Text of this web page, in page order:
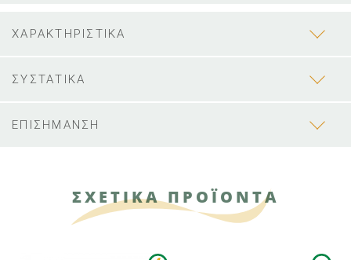
ΧΑΡΑΚΤΗΡΙΣΤΙΚΑ
ΣΥΣΤΑΤΙΚΑ
ΕΠΙΣΗΜΑΝΣΗ
ΣΧΕΤΙΚΑ ΠΡΟΪΟΝΤΑ